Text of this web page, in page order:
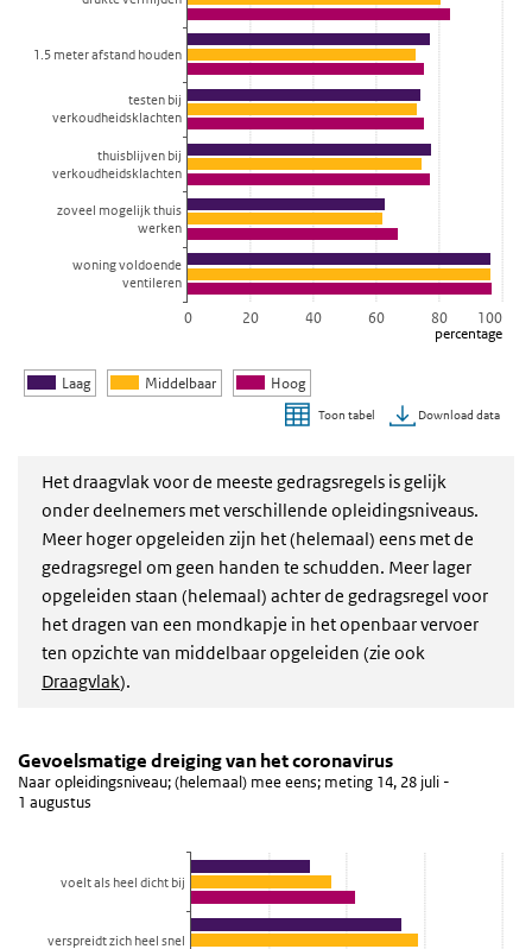
percentage
Laag Middelbaar Hoog
0 20 40 60 80 100
1.5 meter afstand houden
testen bij
verkoudheidsklachten
thuisblijven bij
verkoudheidsklachten
zoveel mogelijk thuis
werken
woning voldoende
ventileren
Toon tabel Download data
Het draagvlak voor de meeste gedragsregels is gelijk
onder deelnemers met verschillende opleidingsniveaus.
Meer hoger opgeleiden zijn het (helemaal) eens met de
gedragsregel om geen handen te schudden. Meer lager
opgeleiden staan (helemaal) achter de gedragsregel voor
het dragen van een mondkapje in het openbaar vervoer
ten opzichte van middelbaar opgeleiden (zie ook
Draagvlak).
Gevoelsmatige dreiging van het
Sla de grafiek 'Gevoelsmatige dreiging van het coronavirus' over
Gevoelsmatige dreiging van het coronavirus
Staaf grafiek met 3 reeksen.
Bekijk als data tabel.
De grafiek heeft 1 X-as die categories weergeeft.
De grafiek heeft 1 Y-as die percentage weergeeft.
Gevoelsmatige dreiging van het coronavirus
Naar opleidingsniveau; (helemaal) mee eens; meting 14, 28 juli -
1 augustus
voelt als heel dicht bij
verspreidt zich heel snel